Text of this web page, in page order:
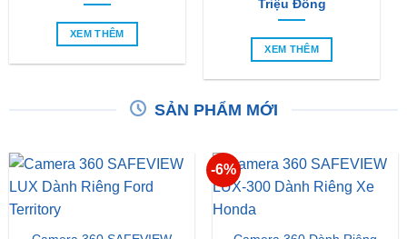
XEM THÊM
Triệu Đồng
XEM THÊM
SẢN PHẨM MỚI
-6%